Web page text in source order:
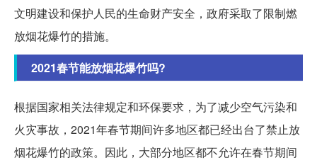
文明建设和保护人民的生命财产安全，政府采取了限制燃
放烟花爆竹的措施。
2021春节能放烟花爆竹吗?
根据国家相关法律规定和环保要求，为了减少空气污染和
火灾事故，2021年春节期间许多地区都已经出台了禁止放
烟花爆竹的政策。因此，大部分地区都不允许在春节期间